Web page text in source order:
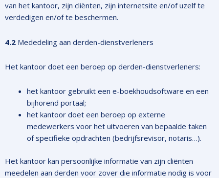
van het kantoor, zijn cliënten, zijn internetsite en/of uzelf te
verdedigen en/of te beschermen.
4.2 Mededeling aan derden-dienstverleners
Het kantoor doet een beroep op derden-dienstverleners:
het kantoor gebruikt een e-boekhoudsoftware en een
bijhorend portaal;
het kantoor doet een beroep op externe
medewerkers voor het uitvoeren van bepaalde taken
of specifieke opdrachten (bedrijfsrevisor, notaris…).
Het kantoor kan persoonlijke informatie van zijn cliënten
meedelen aan derden voor zover die informatie nodig is voor